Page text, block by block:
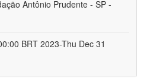
Antônio Prudente - SP -
BRT 2023-Thu Dec 31